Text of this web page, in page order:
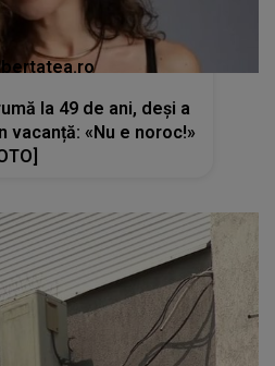
la 49 de ani, deși a
«Nu e noroc!»